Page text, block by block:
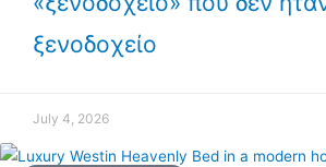
ξενοδοχείο
July 4, 2026